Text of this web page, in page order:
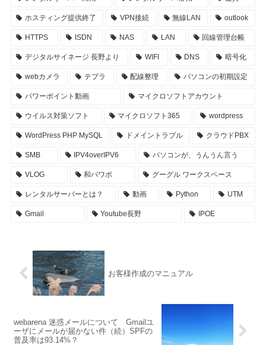
ホスティング提供終了 VPN接続 無線LAN outlook
HTTPS ISDN NAS LAN 回線管理台帳
デジタルサイネージ 長野より WIFI DNS 暗号化
webカメラ テプラ 配線整理 パソコンの初期設定
パワーポイント動画 マイクロソフトアカウント
ウイルス対策ソフト マイクロソフト365 wordpress
WordPress PHP MySQL ドメイントラブル クラウドPBX
SMB IPV4overIPV6 パソコンが、うんうん言う
VLOG 和パワポ グーグル ワークスペース
レンタルサーバーとは？ 動画 Python UTM
Gmail Youtube長野 IPOE
お客様作成のマニュアル
webarena 迷惑メールについて Gmailユ
ーザにメールが届かない件（続）SPFの
普及率は93.14%？